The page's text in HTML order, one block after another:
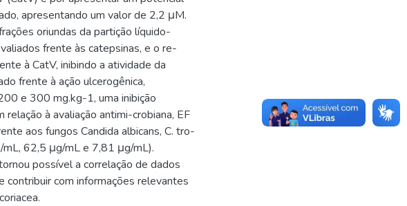
apresentando um valor de 2,2 μM.
oriundas da partição líquido-
frente às catepsinas, e o re-
à CatV, inibindo a atividade da
frente à ação ulcerogênica,
e 300 mg.kg-1, uma inibição
à avaliação antimi-crobiana, EF
aos fungos Candida albicans, C. tro-
62,5 μg/mL e 7,81 μg/mL).
possível a correlação de dados
com informações relevantes